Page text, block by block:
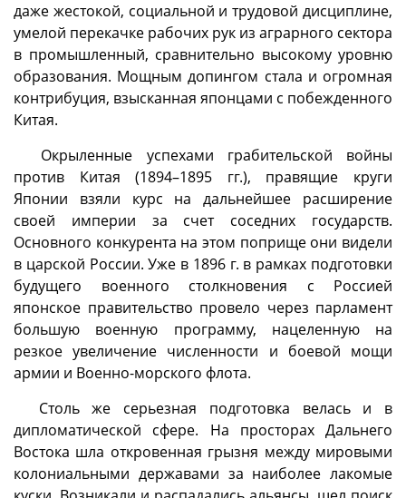
даже жестокой, социальной и трудовой дисциплине,
умелой перекачке рабочих рук из аграрного сектора
в промышленный, сравнительно высокому уровню
образования. Мощным допингом стала и огромная
контрибуция, взысканная японцами с побежденного
Китая.
Окрыленные успехами грабительской войны
против Китая (1894–1895 гг.), правящие круги
Японии взяли курс на дальнейшее расширение
своей империи за счет соседних государств.
Основного конкурента на этом поприще они видели
в царской России. Уже в 1896 г. в рамках подготовки
будущего военного столкновения с Россией
японское правительство провело через парламент
большую военную программу, нацеленную на
резкое увеличение численности и боевой мощи
армии и Военно-морского флота.
Столь же серьезная подготовка велась и в
дипломатической сфере. На просторах Дальнего
Востока шла откровенная грызня между мировыми
колониальными державами за наиболее лакомые